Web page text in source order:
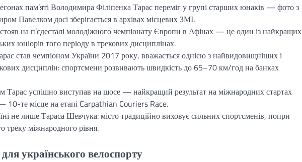
пам’яті Володимира Філіпенка Тарас переміг у групі старших юнаків — фото з
Павелком досі зберігається в архівах місцевих ЗМІ.
на п’єдесталі молодіжного чемпіонату Європи в Афінах — це один із найкращих
юніорів того періоду в трекових дисциплінах.
став чемпіоном України 2017 року, вважається однією з найвидовищніших і
дисциплін: спортсмени розвивають швидкість до 65–70 км/год на банках
Тарас успішно виступав на шосе — найкращий результат на міжнародних стартах
те місце на етапі Carpathian Couriers Race.
не лише Тараса Шевчука: місто традиційно виховує сильних спортсменів, попри
треку міжнародного рівня.
українського велоспорту